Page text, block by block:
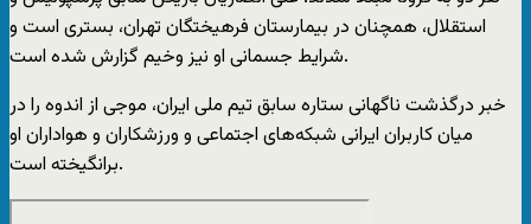
استقلال، همچنان در بیمارستان فرهیختگان تهران، بستری است و
شرایط جسمانی او نیز وخیم گزارش شده است.
خبر درگذشت ناگهانی ستاره سابق تیم ملی ایران، موجی از اندوه را در
میان کاربران ایرانی شبکه‌های اجتماعی و ورزشکاران و هواداران او
برانگیخته است.